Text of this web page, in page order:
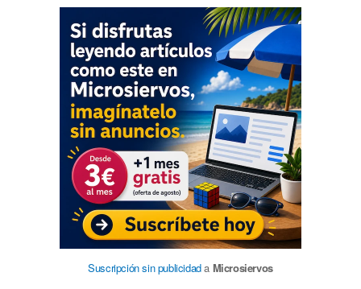
Suscripción sin publicidada Microsiervos